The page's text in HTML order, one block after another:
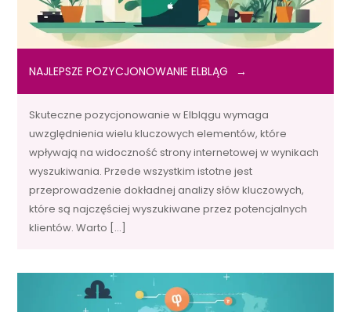
NAJLEPSZE POZYCJONOWANIE ELBLĄG
Skuteczne pozycjonowanie w Elblągu wymaga
uwzględnienia wielu kluczowych elementów, które
wpływają na widoczność strony internetowej w wynikach
wyszukiwania. Przede wszystkim istotne jest
przeprowadzenie dokładnej analizy słów kluczowych,
które są najczęściej wyszukiwane przez potencjalnych
klientów. Warto […]